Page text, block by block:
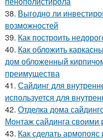
38. Выгодно ли
возможностей
39. Как построить
40. Как обложить
дом обложенный
преимущества
41. Сайдинг для
используется для
42. Отделка дома
Монтаж сайдинга своими
43. Как сделать